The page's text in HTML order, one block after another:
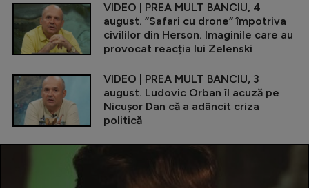
VIDEO | PREA MULT BANCIU, 4
august. ”Safari cu drone” împotriva
civililor din Herson. Imaginile care au
provocat reacția lui Zelenski
VIDEO | PREA MULT BANCIU, 3
august. Ludovic Orban îl acuză pe
Nicușor Dan că a adâncit criza
politică